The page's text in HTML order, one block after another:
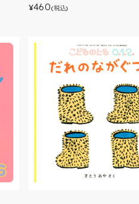
¥460(税込)